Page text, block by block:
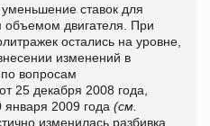
ставок для
объемом двигателя. При
остались на уровне,
изменений в
вопросам
25 декабря 2008 года,
января 2009 года (см.
изменилась разбивка